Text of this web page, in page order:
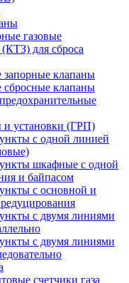
газовые
для сброса
запорные клапаны
сбросные клапаны
и установки (ГРП)
с одной линией
шкафные с одной
и байпасом
с основной и
с двумя линиями
с двумя линиями
счетчики газа